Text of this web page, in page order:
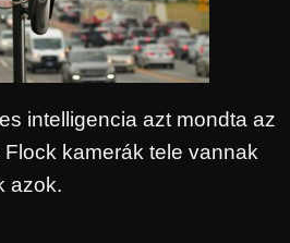
intelligencia azt mondta az
kamerák tele vannak
azok.